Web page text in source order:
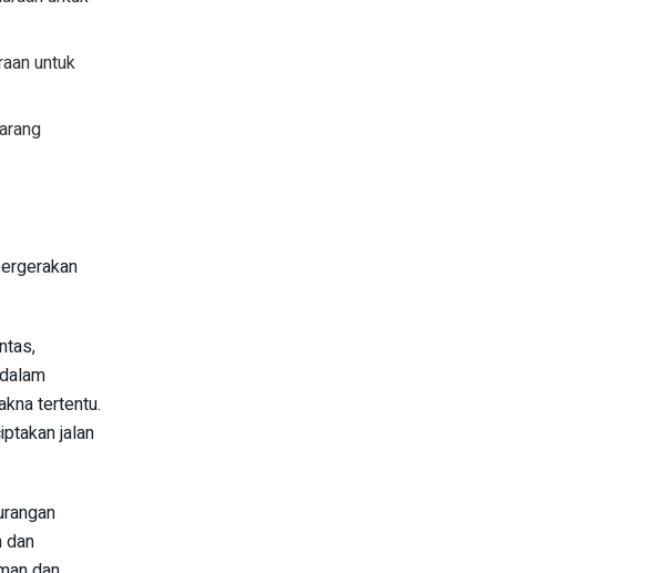
untuk
tertentu.
jalan
dan